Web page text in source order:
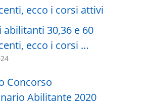
abilitanti 30,36 e 60
ecco i corsi …